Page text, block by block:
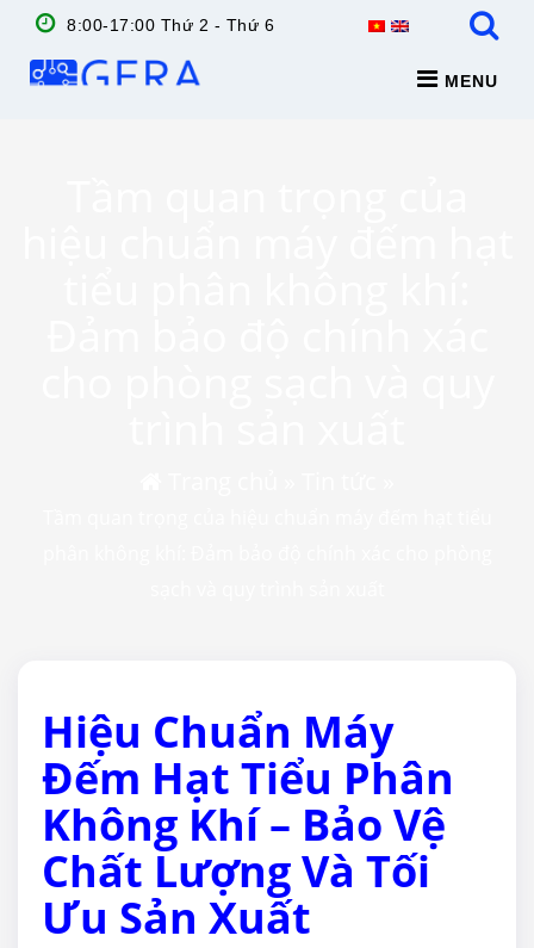
8:00-17:00 Thứ 2 - Thứ 6
MENU
Hiệu Chuẩn Máy
Đếm Hạt Tiểu Phân
Không Khí – Bảo Vệ
Chất Lượng Và Tối
Ưu Sản Xuất